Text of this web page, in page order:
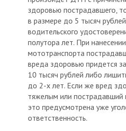
здоровью пострадавшего,
в размере до 5 тысяч
водительского
полутора лет. При
мототранспорта
вреда здоровью придется
10 тысяч рублей либо
до 2-х лет. Если же вред
тяжелым или пострадавший
это предусмотрена уже
ответственность.